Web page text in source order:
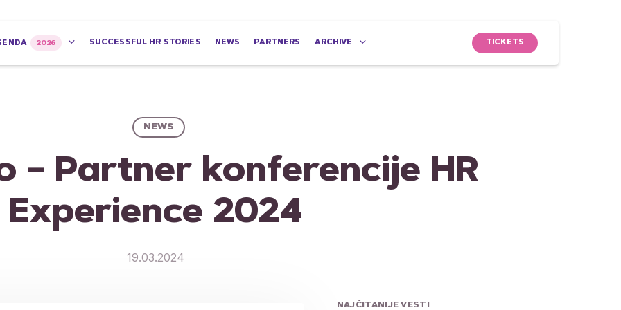
2026 SUCCESSFUL HR STORIES NEWS PARTNERS ARCHIVE TICKETS
NEWS
– Partner konferencije HR
Experience 2024
19.03.2024
NAJČITANIJE VESTI